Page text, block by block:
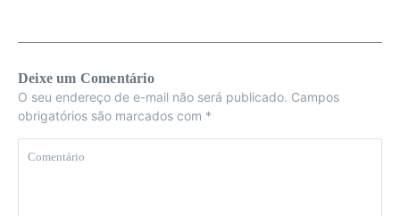
Deixe um Comentário
O seu endereço de e-mail não será publicado. Campos
obrigatórios são marcados com *